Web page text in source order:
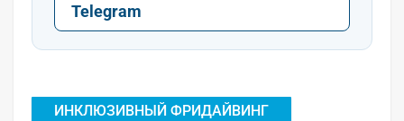
Telegram
ИНКЛЮЗИВНЫЙ ФРИДАЙВИНГ